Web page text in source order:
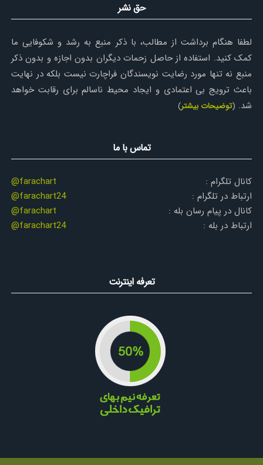
حق نشر
لطفا هنگام برداشت از مطالب، با ذکر منبع به رشد و شکوفایی ما
کمک کنید. استفاده از حاصل زحمات دیگران بدون اجازه و بدون ذکر
منبع نه تنها مورد رضایت نویسندگان فراچارت نیست بلکه در نهایت
باعث ترویج بی اعتمادی و ایجاد محیط ناسالم برای رقابت خواهد
شد. (توضیحات بیشتر)
تماس با ما
کانال تلگرام :
@farachart
ارتباط در تلگرام :
@farachart24
کانال در پیام رسان بله :
@farachart
ارتباط در بله :
@farachart24
تعرفه اینترنت